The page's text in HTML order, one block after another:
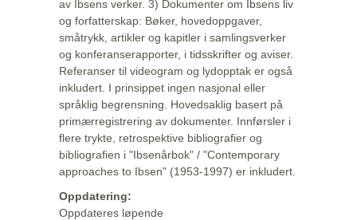
av Ibsens verker. 3) Dokumenter om Ibsens liv
og forfatterskap: Bøker, hovedoppgaver,
småtrykk, artikler og kapitler i samlingsverker
og konferanserapporter, i tidsskrifter og aviser.
Referanser til videogram og lydopptak er også
inkludert. I prinsippet ingen nasjonal eller
språklig begrensning. Hovedsaklig basert på
primærregistrering av dokumenter. Innførsler i
flere trykte, retrospektive bibliografier og
bibliografien i "Ibsenårbok" / "Contemporary
approaches to Ibsen" (1953-1997) er inkludert.
Oppdatering:
Oppdateres løpende